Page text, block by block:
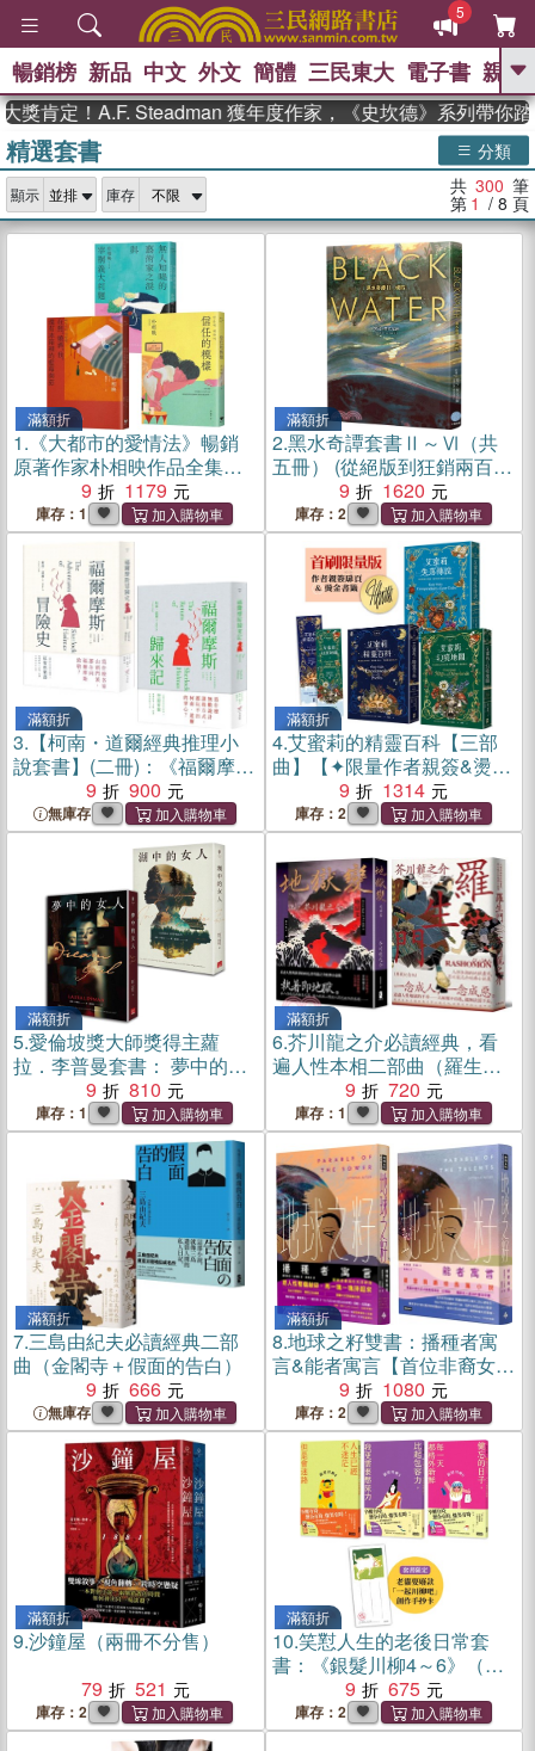
5
GO
The Odyssey 、
父親節 、 如果歷史是一群喵 、 暑期
國際布克獎 臺灣漫遊錄 、 方
念華 、 台灣的李登輝時代 、 數學女
孩：黎曼猜想 、 偉大的迷走神經
暢銷榜 新品 中文 外文 簡體 三民東大 電子書 親子
A.F. Steadman 獲年度作家，《史坎德》系列帶你踏上熱血
精選套書 分類
顯示 庫存 共 300 筆
第 1 / 8 頁
滿額折
1. 《大都市的愛情法》暢銷
原著作家朴相映作品全集套
書（共三冊）:在熙，燒酒，
我，還有冰箱裡的藍莓與菸
＋信任的模樣＋無人知曉的
藝術家之淚與宰桐義大利麵
9 1179
庫存：1
滿額折
2.黑水奇譚套書Ⅱ～Ⅵ（共
五冊） (從絕版到狂銷兩百萬
冊，八○年代美國南方恐怖經
典)
9 1620
庫存：2
滿額折
3. 【柯南・道爾經典推理小
說套書】(二冊)：《福爾摩斯
冒險史》＋《福爾摩斯歸來
記》
9 900
無庫存
滿額折
4.艾蜜莉的精靈百科【三部
曲】【✦限量作者親簽&燙金
9 1314
庫存：2
滿額折
5.愛倫坡獎大師獎得主蘿
拉．李普曼套書： 夢中的女
人+湖中的女人
9 810
庫存：1
滿額折
6.芥川龍之介必讀經典，看
遍人性本相二部曲（羅生門
+地獄變）
9 720
庫存：1
滿額折
7.三島由紀夫必讀經典二部
曲（金閣寺＋假面的告白）
9
666
無庫存
滿額折
8.地球之籽雙書：播種者寓
言&能者寓言【首位非裔女性
科幻大師經典，繁體中文全
譯本首度出版】
9 1080
庫存：2
滿額折
9.沙鐘屋（兩冊不分售）
79
521
庫存：2
滿額折
10.笑懟人生的老後日常套
書：《銀髮川柳4～6》（附
贈：老貓耍廢款「一起川柳
吧」創作手抄卡、「人生滋
味」插畫書籤）
9 675
庫存：2